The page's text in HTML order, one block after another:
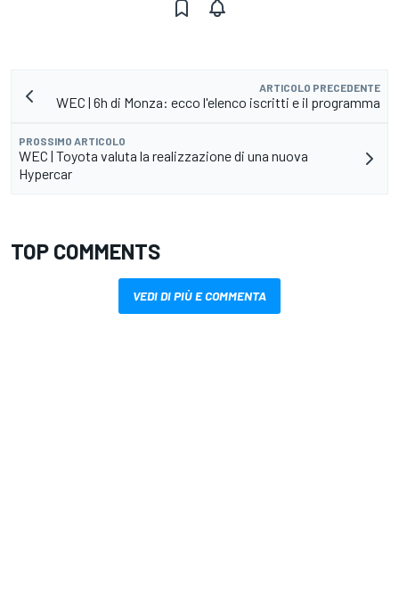
ARTICOLO PRECEDENTE
WEC | 6h di Monza: ecco l'elenco iscritti e il programma
PROSSIMO ARTICOLO
WEC | Toyota valuta la realizzazione di una nuova
Hypercar
TOP COMMENTS
VEDI DI PIÙ E COMMENTA